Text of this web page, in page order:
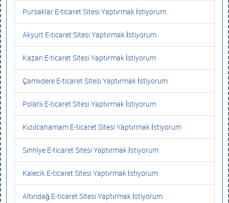
Pursaklar E-ticaret Sitesi Yaptırmak İstiyorum
Akyurt E-ticaret Sitesi Yaptırmak İstiyorum
Kazan E-ticaret Sitesi Yaptırmak İstiyorum
Çamlıdere E-ticaret Sitesi Yaptırmak İstiyorum
Polatlı E-ticaret Sitesi Yaptırmak İstiyorum
Kızılcahamam E-ticaret Sitesi Yaptırmak İstiyorum
Sıhhiye E-ticaret Sitesi Yaptırmak İstiyorum
Kalecik E-ticaret Sitesi Yaptırmak İstiyorum
Altındağ E-ticaret Sitesi Yaptırmak İstiyorum